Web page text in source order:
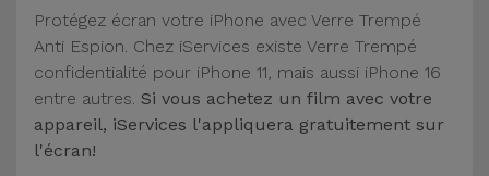
Accessoires
Mobilité,
Auto et
Vélo
Protégez écran votre iPhone avec Verre Trempé
Anti Espion. Chez iServices existe Verre Trempé
confidentialité pour iPhone 11, mais aussi iPhone 16
entre autres. Si vous achetez un film avec votre
appareil, iServices l'appliquera gratuitement sur
l'écran!